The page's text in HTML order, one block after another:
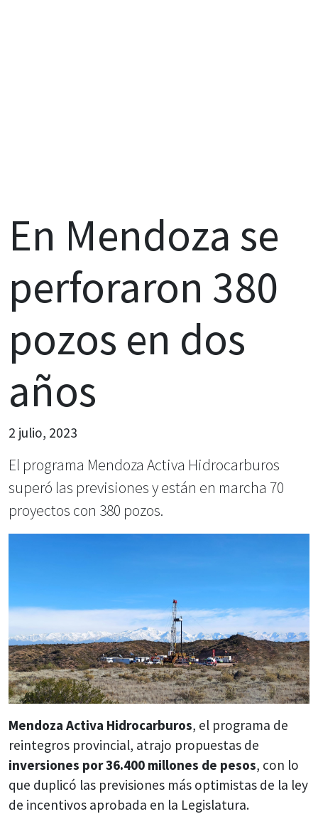
En Mendoza se
perforaron 380
pozos en dos
años
2 julio, 2023
El programa Mendoza Activa Hidrocarburos
superó las previsiones y están en marcha 70
proyectos con 380 pozos.
Mendoza Activa Hidrocarburos, el programa de
reintegros provincial, atrajo propuestas de
inversiones por 36.400 millones de pesos, con lo
que duplicó las previsiones más optimistas de la ley
de incentivos aprobada en la Legislatura.